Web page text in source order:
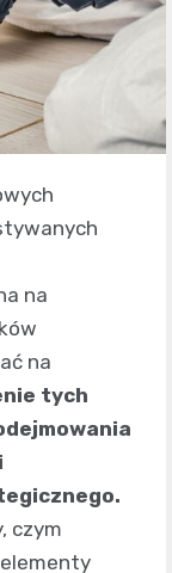
na
na
tych
czym
elementy